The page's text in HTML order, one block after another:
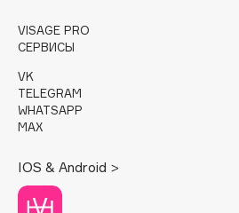
d'Alba
DABO
DARLING*
Darphin
Deonica
Dessange
VISAGE PRO
СЕРВИСЫ
VK
TELEGRAM
WHATSAPP
MAX
IOS & Android >